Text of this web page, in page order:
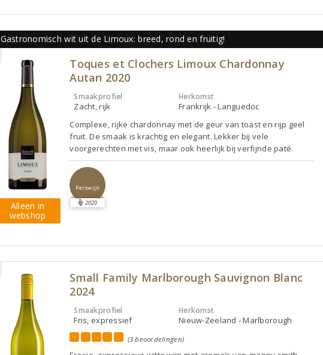
Gastronomisch wit uit de Limoux: breed, rond en fruitig!
Alleen in
webshop
Toques et Clochers Limoux Chardonnay
Autan 2020
Smaakprofiel
Zacht, rijk
Herkomst
Frankrijk - Languedoc
Complexe, rijke chardonnay met de geur van toast en rijp geel
fruit. De smaak is krachtig en elegant. Lekker bij vele
voorgerechten met vis, maar ook heerlijk bij verfijnde paté.
Perswijn
2020
Small Family Marlborough Sauvignon Blanc
2024
Smaakprofiel
Fris, expressief
Herkomst
Nieuw-Zeeland - Marlborough
(3 beoordelingen)